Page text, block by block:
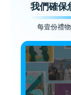
我們確保
每壹份禮